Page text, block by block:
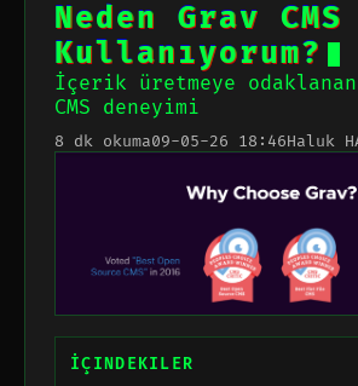
Neden Grav CMS
Kullanıyorum?
İçerik üretmeye
CMS deneyimi
8 dk okuma09-05-26 18:46Haluk
İÇINDEKILER